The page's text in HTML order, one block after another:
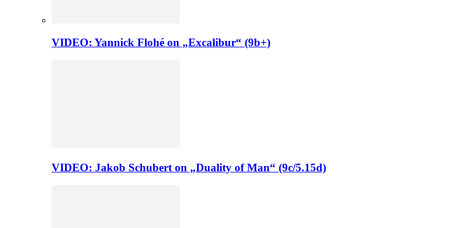
VIDEO: Yannick Flohé on „Excalibur“ (9b+)
VIDEO: Jakob Schubert on „Duality of Man“ (9c/5.15d)